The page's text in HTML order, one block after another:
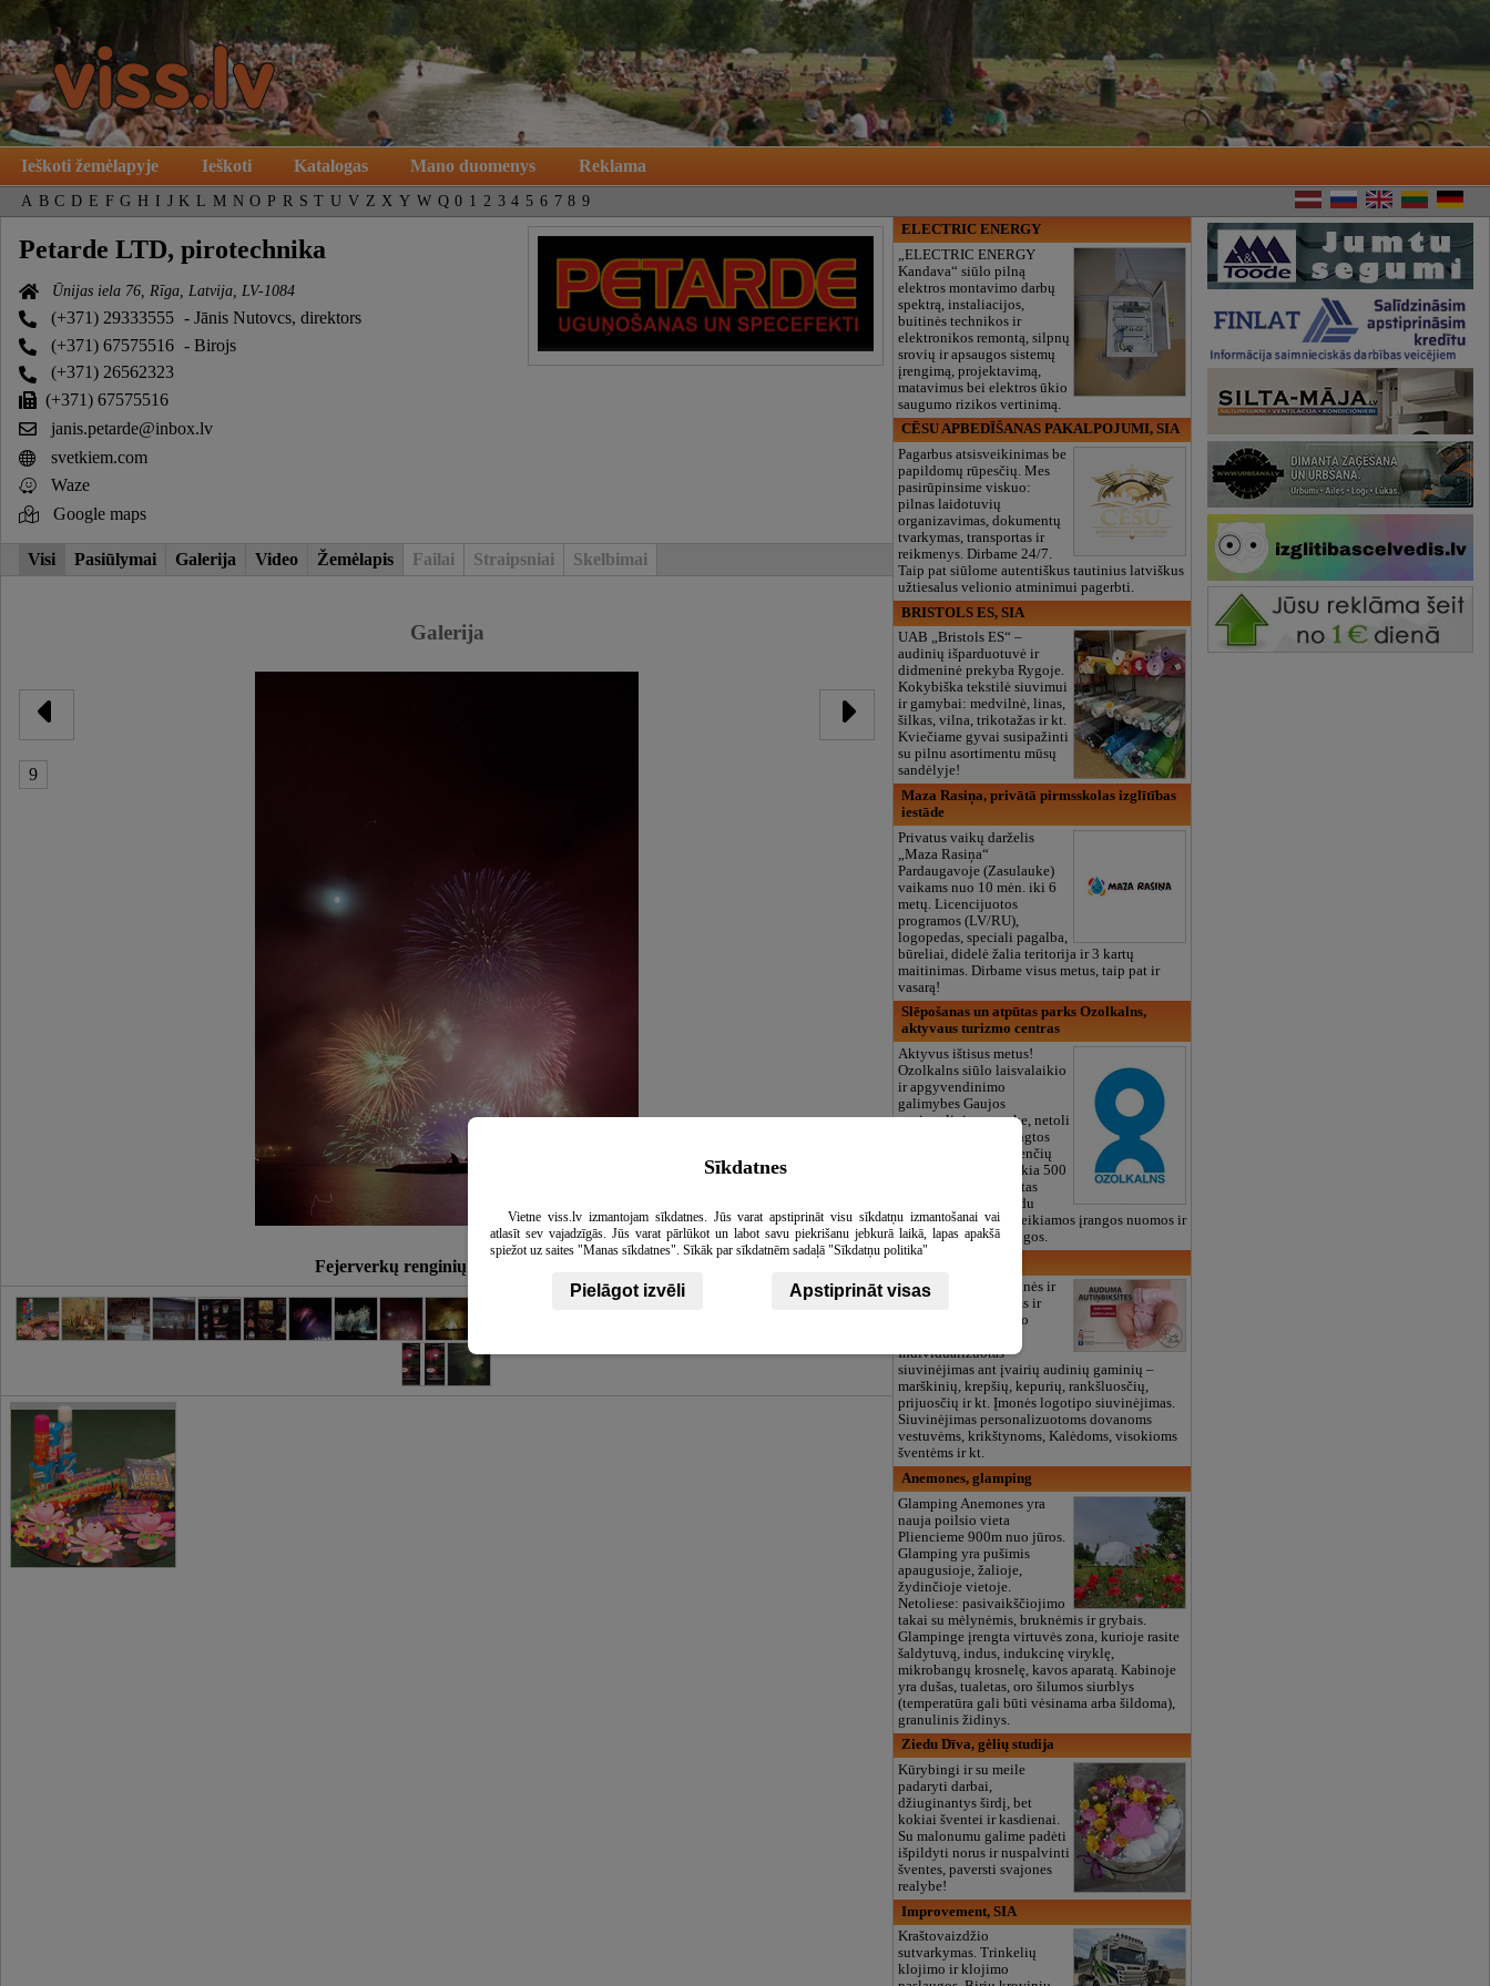
Ieškoti žemėlapyje Ieškoti Katalogas Mano duomenys Reklama
A B C D E F G H I J K L M N O P R S T U V Z X Y W Q 0 1 2 3 4 5 6 7 8 9
Petarde LTD, pirotechnika
Ūnijas iela 76, Rīga, Latvija, LV-1084
(+371) 29333555 - Jānis Nutovcs, direktors
(+371) 67575516 - Birojs
(+371) 26562323
(+371) 67575516
janis.petarde@inbox.lv
svetkiem.com
Waze
Google maps
Visi Pasiūlymai Galerija Video Žemėlapis Failai Straipsniai Skelbimai
Galerija
9
Fejerverkų renginių organizavimas
ELECTRIC ENERGY
„ELECTRIC ENERGY
Kandava“ siūlo pilną
elektros montavimo darbų
spektrą, instaliacijos,
buitinės technikos ir
elektronikos remontą, silpnų
srovių ir apsaugos sistemų
įrengimą, projektavimą,
matavimus bei elektros ūkio
saugumo rizikos vertinimą.
CĒSU APBEDĪŠANAS PAKALPOJUMI, SIA
Pagarbus atsisveikinimas be
papildomų rūpesčių. Mes
pasirūpinsime viskuo:
pilnas laidotuvių
organizavimas, dokumentų
tvarkymas, transportas ir
reikmenys. Dirbame 24/7.
Taip pat siūlome autentiškus tautinius latviškus
užtiesalus velionio atminimui pagerbti.
BRISTOLS ES, SIA
UAB „Bristols ES“ –
audinių išparduotuvė ir
didmeninė prekyba Rygoje.
Kokybiška tekstilė siuvimui
ir gamybai: medvilnė, linas,
šilkas, vilna, trikotažas ir kt.
Kviečiame gyvai susipažinti
su pilnu asortimentu mūsų
sandėlyje!
Maza Rasiņa, privātā pirmsskolas izglītības
iestāde
Privatus vaikų darželis
„Maza Rasiņa“
Pardaugavoje (Zasulauke)
vaikams nuo 10 mėn. iki 6
metų. Licencijuotos
programos (LV/RU),
logopedas, speciali pagalba,
būreliai, didelė žalia teritorija ir 3 kartų
maitinimas. Dirbame visus metus, taip pat ir
vasarą!
Slēpošanas un atpūtas parks Ozolkalns,
aktyvaus turizmo centras
Aktyvus ištisus metus!
Ozolkalns siūlo laisvalaikio
ir apgyvendinimo
galimybes Gaujos
nacionaliniame parke, netoli
Cesių. Žiemą čia įrengtos
slidinėjimo ir snieglenčių
trasos, kurių ilgis siekia 500
metrų. Kalvoje įrengtas
krėslinis keltuvas ir du
inkariniai keltuvai, teikiamos įrangos nuomos ir
instruktoriaus paslaugos.
Medžiaginės sauskelnės ir
sauskelnės kūdikiams ir
vaikams. Siuvinėjimo
Individualizuotas
siuvinėjimas ant įvairių audinių gaminių –
marškinių, krepšių, kepurių, rankšluosčių,
prijuosčių ir kt. Įmonės logotipo siuvinėjimas.
Siuvinėjimas personalizuotoms dovanoms
vestuvėms, krikštynoms, Kalėdoms, visokioms
šventėms ir kt.
Anemones, glamping
Glamping Anemones yra
nauja poilsio vieta
Pliencieme 900m nuo jūros.
Glamping yra pušimis
apaugusioje, žalioje,
žydinčioje vietoje.
Netoliese: pasivaikščiojimo
takai su mėlynėmis, bruknėmis ir grybais.
Glampinge įrengta virtuvės zona, kurioje rasite
šaldytuvą, indus, indukcinę viryklę,
mikrobangų krosnelę, kavos aparatą. Kabinoje
yra dušas, tualetas, oro šilumos siurblys
(temperatūra gali būti vėsinama arba šildoma),
granulinis židinys.
Ziedu Dīva, gėlių studija
Kūrybingi ir su meile
padaryti darbai,
džiuginantys širdį, bet
kokiai šventei ir kasdienai.
Su malonumu galime padėti
išpildyti norus ir nuspalvinti
šventes, paversti svajones
realybe!
Improvement, SIA
Kraštovaizdžio
sutvarkymas. Trinkelių
klojimo ir klojimo
Sīkdatnes
Vietne viss.lv izmantojam sīkdatnes. Jūs varat apstiprināt visu sīkdatņu izmantošanai vai
atlasīt sev vajadzīgās. Jūs varat pārlūkot un labot savu piekrišanu jebkurā laikā, lapas apakšā
spiežot uz saites "Manas sīkdatnes". Sīkāk par sīkdatnēm sadaļā "Sīkdatņu politika"
Pielāgot izvēli Apstiprināt visas